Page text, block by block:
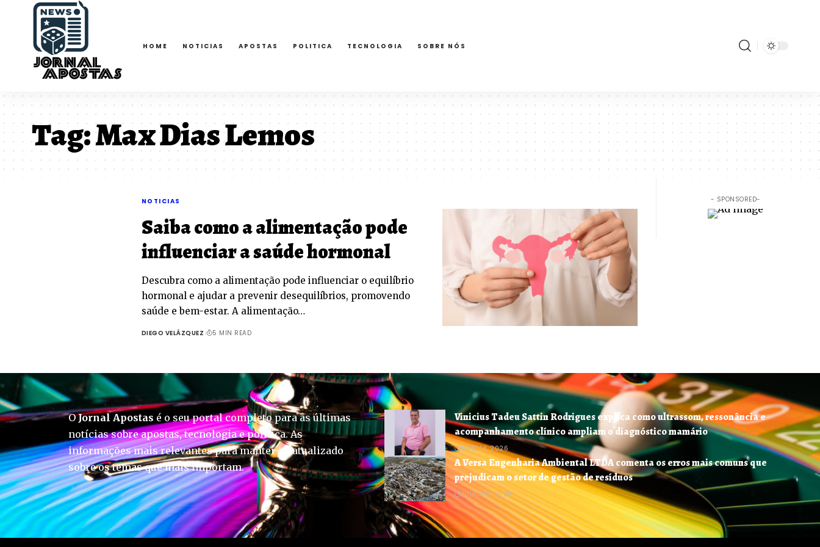
HOME NOTICIAS APOSTAS POLITICA TECNOLOGIA SOBRE NÓS
Tag:Max Dias Lemos
NOTICIAS
Saiba como a alimentação pode
influenciar a saúde hormonal
Descubra como a alimentação pode influenciar o equilíbrio
hormonal e ajudar a prevenir desequilíbrios, promovendo
saúde e bem-estar. A alimentação…
DIEGO VELÁZQUEZ 5 MIN READ
- SPONSORED-
OJornal Apostas é o seu portal completo para as últimas
notícias sobre apostas, tecnologia e política. As
informações mais relevantes para manter-se atualizado
sobre os temas que mais importam.
Vinicius Tadeu Sattin Rodrigues explica como ultrassom, ressonância e
acompanhamento clínico ampliam o diagnóstico mamário
MAIO 14, 2026
A Versa Engenharia Ambiental LTDA comenta os erros mais comuns que
prejudicam o setor de gestão de resíduos
JULHO 15, 2026